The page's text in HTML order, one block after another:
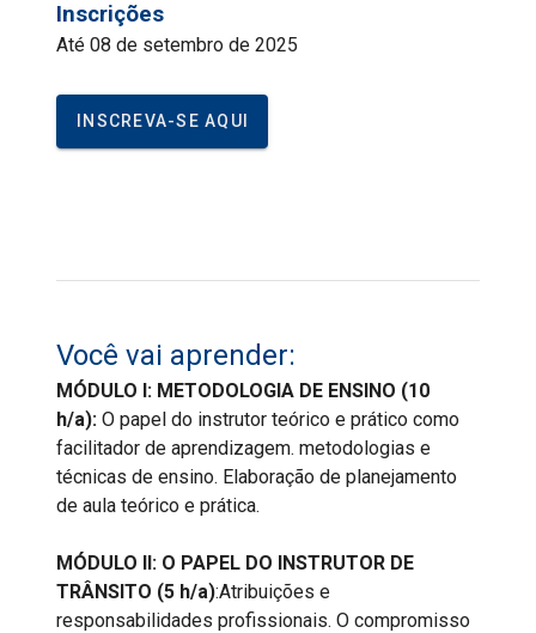
Inscrições
Até 08 de setembro de 2025
INSCREVA-SE AQUI
Você vai aprender:
MÓDULO I: METODOLOGIA DE ENSINO (10
h/a): O papel do instrutor teórico e prático como
facilitador de aprendizagem. metodologias e
técnicas de ensino. Elaboração de planejamento
de aula teórico e prática.
MÓDULO II: O PAPEL DO INSTRUTOR DE
TRÂNSITO (5 h/a):Atribuições e
responsabilidades profissionais. O compromisso